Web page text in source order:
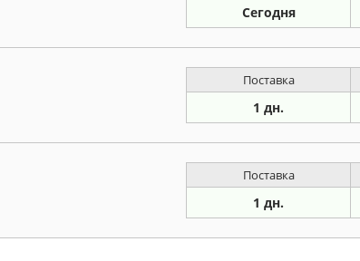
Сегодня
Поставка
1 дн.
Поставка
1 дн.